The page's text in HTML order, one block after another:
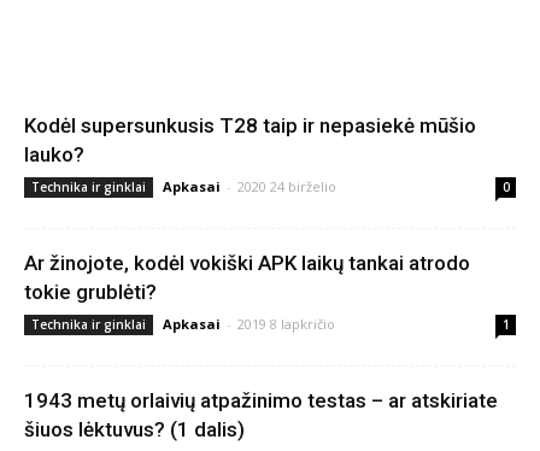
Kodėl supersunkusis T28 taip ir nepasiekė mūšio
lauko?
Technika ir ginklai Apkasai - 2020 24 birželio 0
Ar žinojote, kodėl vokiški APK laikų tankai atrodo
tokie grublėti?
Technika ir ginklai Apkasai - 2019 8 lapkričio 1
1943 metų orlaivių atpažinimo testas – ar atskiriate
šiuos lėktuvus? (1 dalis)